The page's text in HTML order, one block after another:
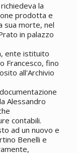
la
prodotta e
sua morte, nel
in palazzo
ente istituito
Francesco, fino
all'Archivio
Alessandro
contabili.
ad un nuovo e
Benelli e